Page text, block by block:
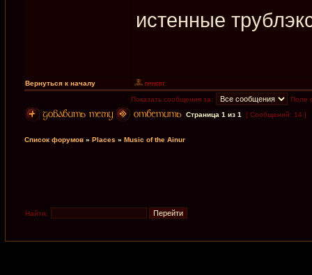
истенные
Вернуться к началу
Показать сообщения за:
Поле
Страница 1 из 1 [ Сообщений: 14 ]
Список форумов » Places » Music of the Ainur
Найти: